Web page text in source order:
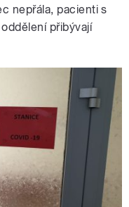
nepřála, pacienti s
přibývají